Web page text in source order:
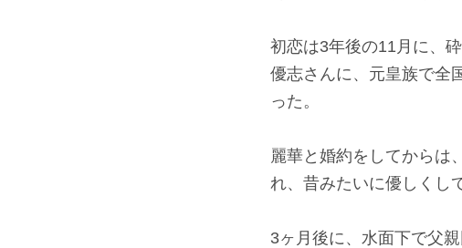
初恋は3年後の11月に、砕
優志さんに、元皇族で全
った。
麗華と婚約をしてからは
れ、昔みたいに優しくし
3ヶ月後に、水面下で父